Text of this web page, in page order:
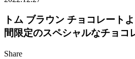
トム ブラウン チョコレート
間限定のスペシャルなチョコ
Share